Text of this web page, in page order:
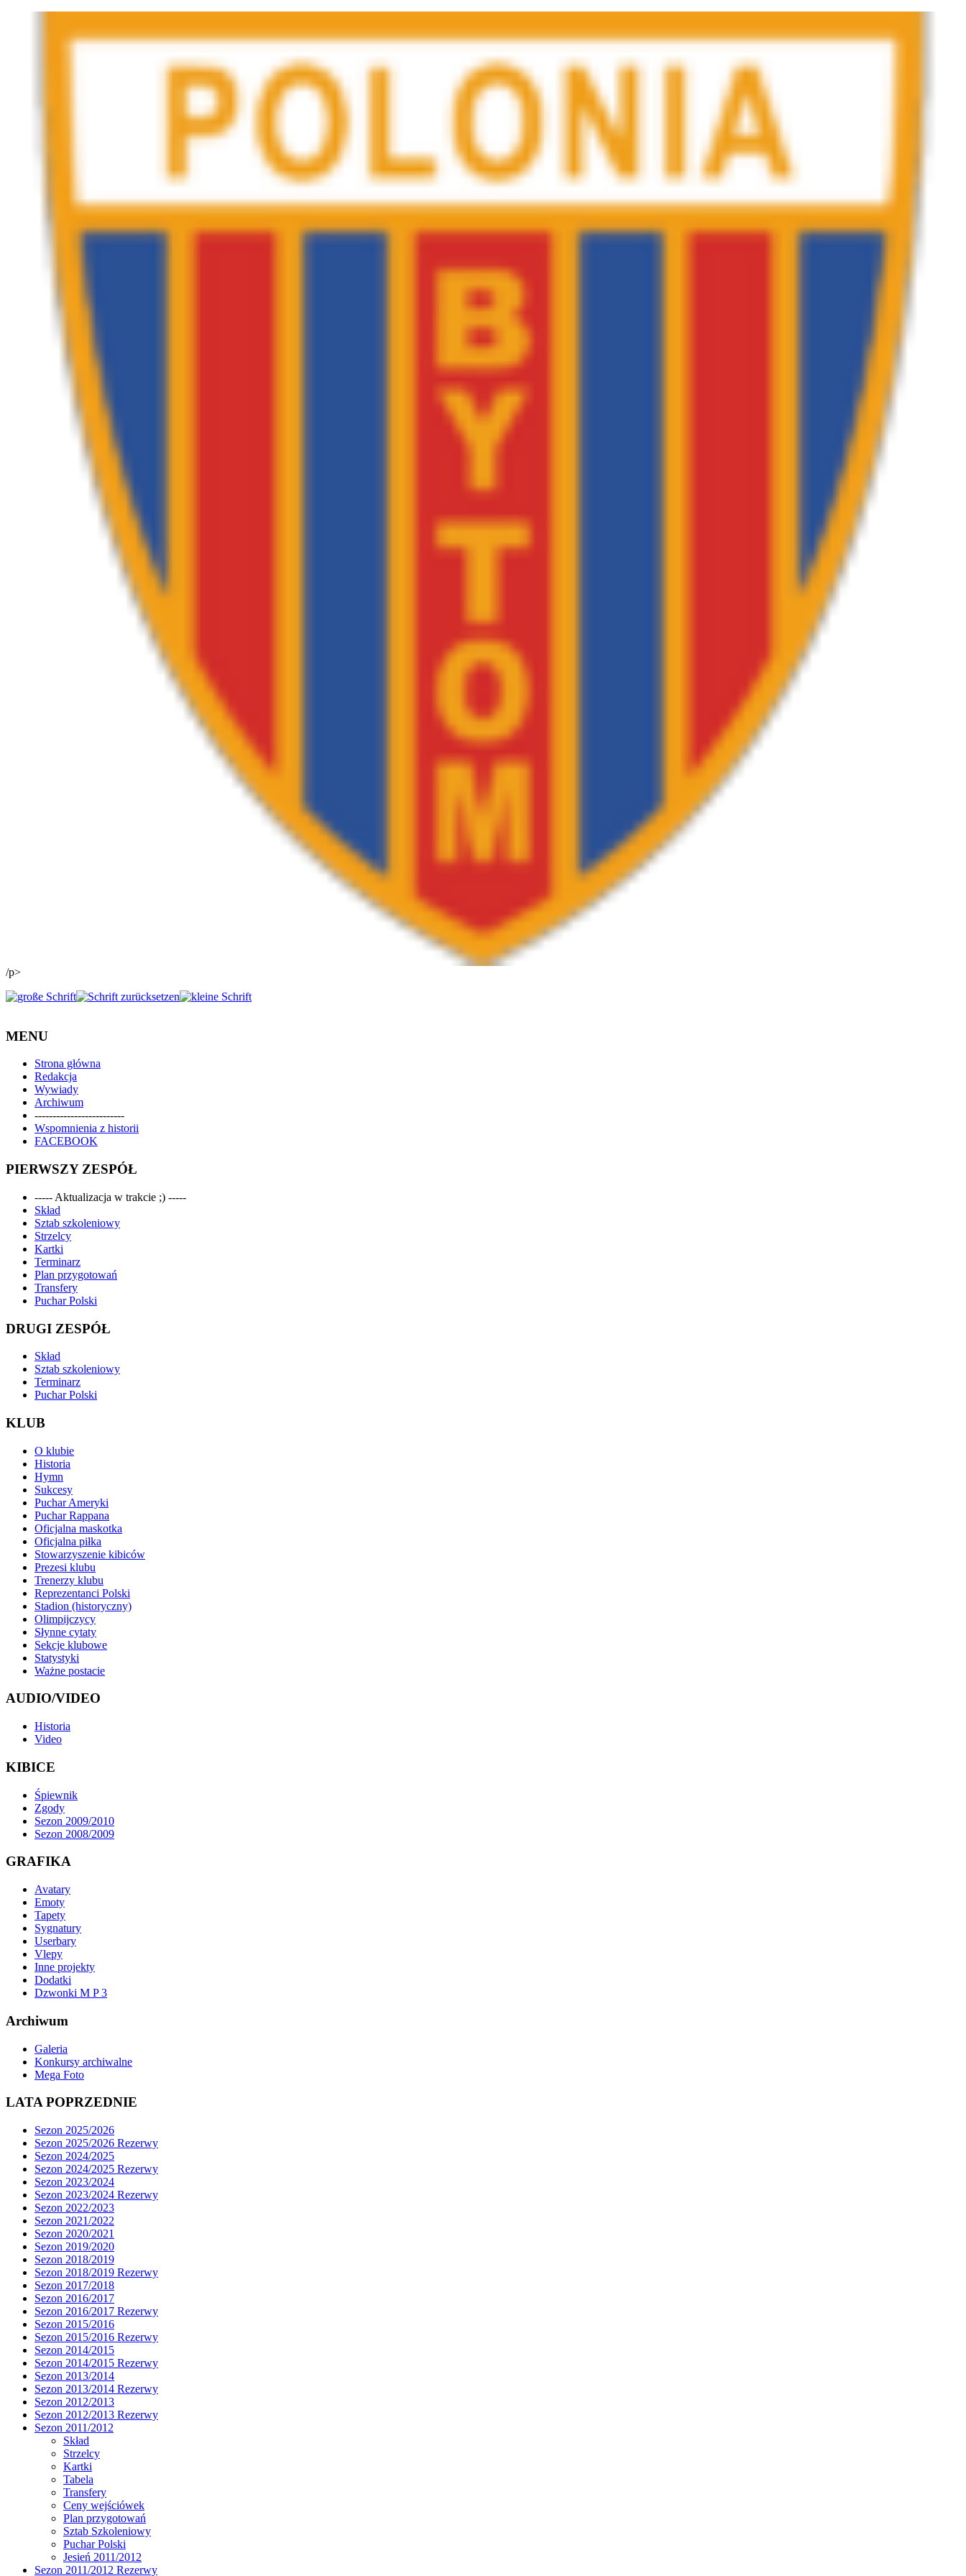
/p>
MENU
Strona główna
Redakcja
Wywiady
Archiwum
-------------------------
Wspomnienia z historii
FACEBOOK
PIERWSZY ZESPÓŁ
----- Aktualizacja w trakcie ;) -----
Skład
Sztab szkoleniowy
Strzelcy
Kartki
Terminarz
Plan przygotowań
Transfery
Puchar Polski
DRUGI ZESPÓŁ
Skład
Sztab szkoleniowy
Terminarz
Puchar Polski
KLUB
O klubie
Historia
Hymn
Sukcesy
Puchar Ameryki
Puchar Rappana
Oficjalna maskotka
Oficjalna piłka
Stowarzyszenie kibiców
Prezesi klubu
Trenerzy klubu
Reprezentanci Polski
Stadion (historyczny)
Olimpijczycy
Słynne cytaty
Sekcje klubowe
Statystyki
Ważne postacie
AUDIO/VIDEO
Historia
Video
KIBICE
Śpiewnik
Zgody
Sezon 2009/2010
Sezon 2008/2009
GRAFIKA
Avatary
Emoty
Tapety
Sygnatury
Userbary
Vlepy
Inne projekty
Dodatki
Dzwonki M P 3
Archiwum
Galeria
Konkursy archiwalne
Mega Foto
LATA POPRZEDNIE
Sezon 2025/2026
Sezon 2025/2026 Rezerwy
Sezon 2024/2025
Sezon 2024/2025 Rezerwy
Sezon 2023/2024
Sezon 2023/2024 Rezerwy
Sezon 2022/2023
Sezon 2021/2022
Sezon 2020/2021
Sezon 2019/2020
Sezon 2018/2019
Sezon 2018/2019 Rezerwy
Sezon 2017/2018
Sezon 2016/2017
Sezon 2016/2017 Rezerwy
Sezon 2015/2016
Sezon 2015/2016 Rezerwy
Sezon 2014/2015
Sezon 2014/2015 Rezerwy
Sezon 2013/2014
Sezon 2013/2014 Rezerwy
Sezon 2012/2013
Sezon 2012/2013 Rezerwy
Sezon 2011/2012
Skład
Strzelcy
Kartki
Tabela
Transfery
Ceny wejściówek
Plan przygotowań
Sztab Szkoleniowy
Puchar Polski
Jesień 2011/2012
Sezon 2011/2012 Rezerwy